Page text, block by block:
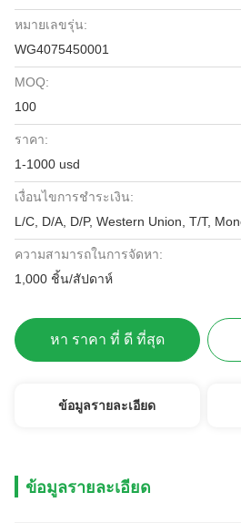
หมายเลขรุ่น:
WG4075450001
MOQ:
100
ราคา:
1-1000 usd
เงื่อนไขการชำระเงิน:
L/C, D/A, D/P, Western Union, T/T,
ความสามารถในการจัดหา:
1,000 ชิ้น/สัปดาห์
หา ราคา ที่ ดี ที่สุด
ข้อมูลรายละเอียด
ข้อมูลรายละเอียด